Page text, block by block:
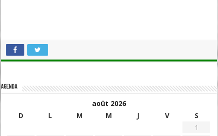
Agenda
août 2026
D
L M M J V
S
1